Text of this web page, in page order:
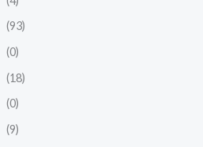
(93)
(0)
(18)
(0)
(9)